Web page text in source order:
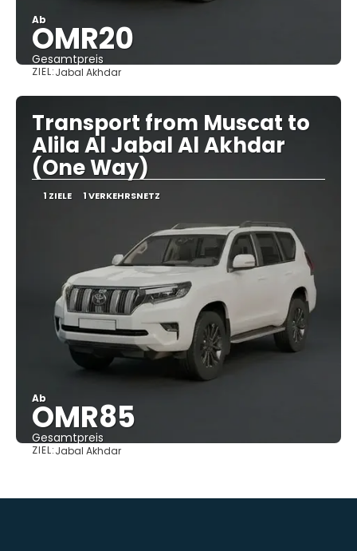
Ab
OMR20
Gesamtpreis
ZIEL:Jabal Akhdar
Transport from Muscat to
Alila Al Jabal Al Akhdar
(One Way)
1 ZIELE 1 VERKEHRSNETZ
Ab
OMR85
Gesamtpreis
ZIEL:Jabal Akhdar